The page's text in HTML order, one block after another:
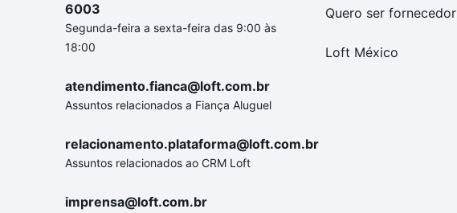
6003
Segunda-feira a sexta-feira das 9:00 às
18:00
atendimento.fianca@loft.com.br
Assuntos relacionados a Fiança Aluguel
relacionamento.plataforma@loft.com.br
Assuntos relacionados ao CRM Loft
imprensa@loft.com.br
Quero ser fornecedor
Loft México